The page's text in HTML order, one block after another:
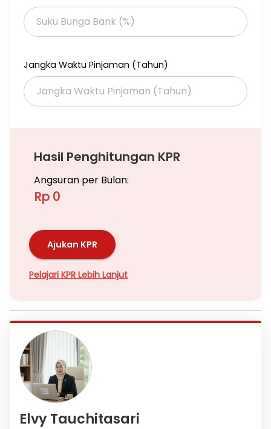
Jangka Waktu Pinjaman (Tahun)
Hasil Penghitungan KPR
Angsuran per Bulan:
Rp 0
Ajukan KPR
Pelajari KPR Lebih Lanjut
Elvy Tauchitasari